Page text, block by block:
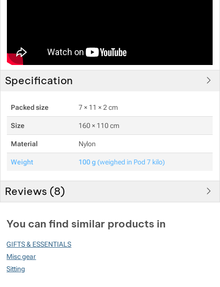
Specification
Packed size 7 × 11 × 2 cm
Size 160 × 110 cm
Material Nylon
Weight 100 g (weighed in Pod 7 kilo)
Reviews (8)
96%
You can find similar products in
GIFTS & ESSENTIALS
Misc gear
Sitting